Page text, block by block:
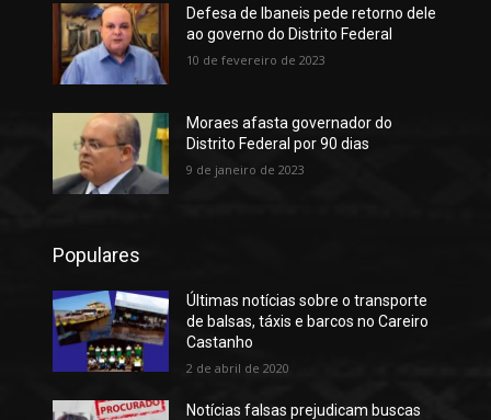
Defesa de Ibaneis pede retorno dele
ao governo do Distrito Federal
10 de fevereiro de 2023
Moraes afasta governador do
Distrito Federal por 90 dias
9 de janeiro de 2023
Populares
Últimas notícias sobre o transporte
de balsas, táxis e barcos no Careiro
Castanho
2 de abril de 2020
Notícias falsas prejudicam buscas